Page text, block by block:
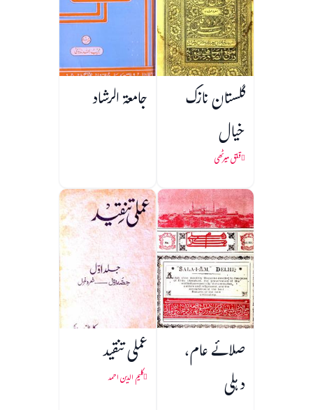
گلستان نازک
خیال
قلق میرٹھی
جامعۃ الرشاد
صلائے عام،
دہلی
عملی تنقید
کلیم الدین احمد